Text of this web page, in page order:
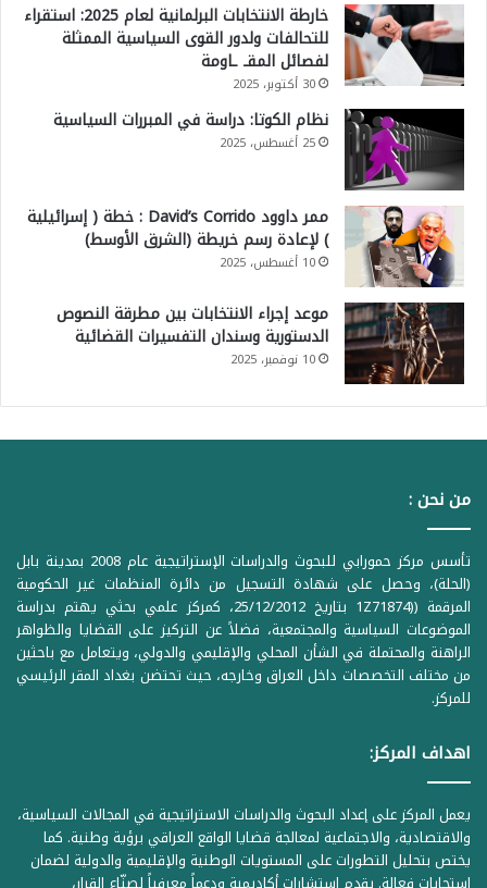
خارطة الانتخابات البرلمانية لعام 2025: استقراء
للتحالفات ولدور القوى السياسية الممثلة
لفصائل المقـ ـاومة
30 أكتوبر، 2025
نظام الكوتا: دراسة في المبررات السياسية
25 أغسطس، 2025
ممر داوود David’s Corrido : خطة ( إسرائيلية
) لإعادة رسم خريطة (الشرق الأوسط)
10 أغسطس، 2025
موعد إجراء الانتخابات بين مطرقة النصوص
الدستورية وسندان التفسيرات القضائية
10 نوفمبر، 2025
من نحن :
تأسس مركز حمورابي للبحوث والدراسات الإستراتيجية عام 2008 بمدينة بابل
(الحلة)، وحصل على شهادة التسجيل من دائرة المنظمات غير الحكومية
المرقمة ((1Z71874 بتاريخ 25/12/2012، كمركز علمي بحثي يهتم بدراسة
الموضوعات السياسية والمجتمعية، فضلاً عن التركيز على القضايا والظواهر
الراهنة والمحتملة في الشأن المحلي والإقليمي والدولي، ويتعامل مع باحثين
من مختلف التخصصات داخل العراق وخارجه، حيث تحتضن بغداد المقر الرئيسي
للمركز.
اهداف المركز:
يعمل المركز على إعداد البحوث والدراسات الاستراتيجية في المجالات السياسية،
والاقتصادية، والاجتماعية لمعالجة قضايا الواقع العراقي برؤية وطنية. كما
يختص بتحليل التطورات على المستويات الوطنية والإقليمية والدولية لضمان